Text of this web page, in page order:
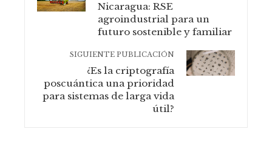
Nicaragua: RSE
agroindustrial para un
futuro sostenible y familiar
SIGUIENTE PUBLICACIÓN
¿Es la criptografía
poscuántica una prioridad
para sistemas de larga vida
útil?